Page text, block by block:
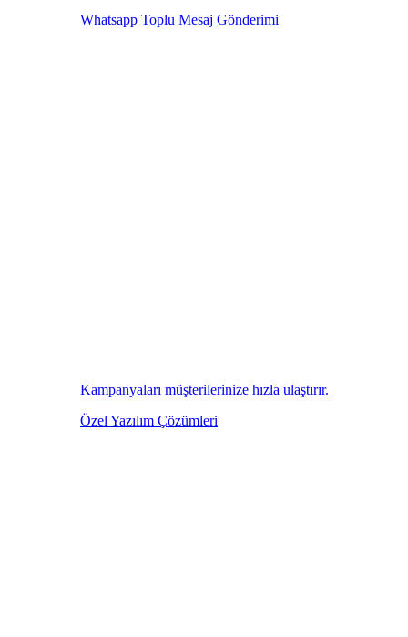
Whatsapp Toplu Mesaj Gönderimi
Kampanyaları müşterilerinize hızla ulaştırır.
Özel Yazılım Çözümleri